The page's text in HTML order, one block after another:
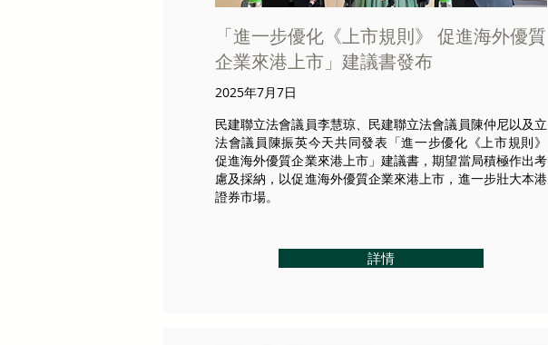
「進一步優化《上市規則》 促進海外優質
企業來港上市」建議書發布
2025年7月7日
民建聯立法會議員李慧琼、民建聯立法會議員陳仲尼以及立
法會議員陳振英今天共同發表「進一步優化《上市規則》
促進海外優質企業來港上市」建議書，期望當局積極作出考
慮及採納，以促進海外優質企業來港上市，進一步壯大本港
證券市場。
詳情